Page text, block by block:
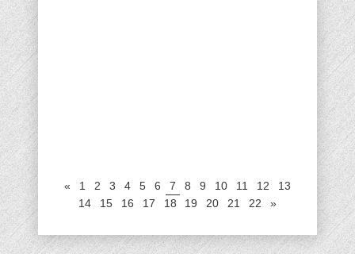
« 1 2 3 4 5 6 7 8 9 10 11 12
13
14
15 16 17 18 19 20 21 22 »